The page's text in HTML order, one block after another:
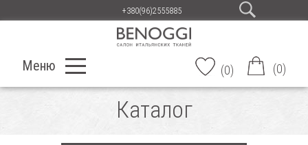
+380(96)2555885
Меню (0) (0)
Каталог